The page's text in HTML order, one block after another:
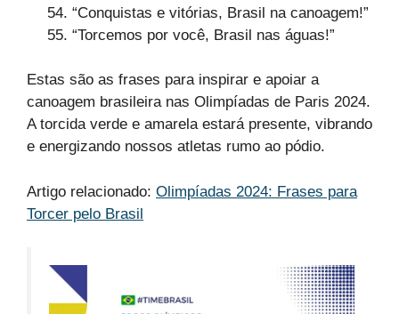
“Conquistas e vitórias, Brasil na canoagem!”
“Torcemos por você, Brasil nas águas!”
Estas são as frases para inspirar e apoiar a
canoagem brasileira nas Olimpíadas de Paris 2024.
A torcida verde e amarela estará presente, vibrando
e energizando nossos atletas rumo ao pódio.
Artigo relacionado: Olimpíadas 2024: Frases para
Torcer pelo Brasil